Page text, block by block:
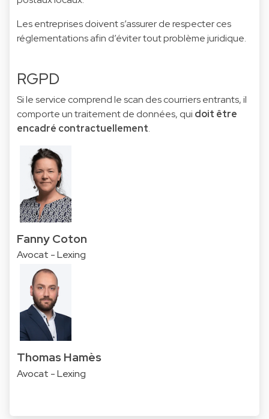
Les entreprises doivent s’assurer de respecter ces
réglementations afin d’éviter tout problème juridique.
RGPD
Si le service comprend le scan des courriers entrants, il
comporte un traitement de données, qui doit être
encadré contractuellement.
Fanny Coton
Avocat - Lexing
Thomas Hamès
Avocat - Lexing